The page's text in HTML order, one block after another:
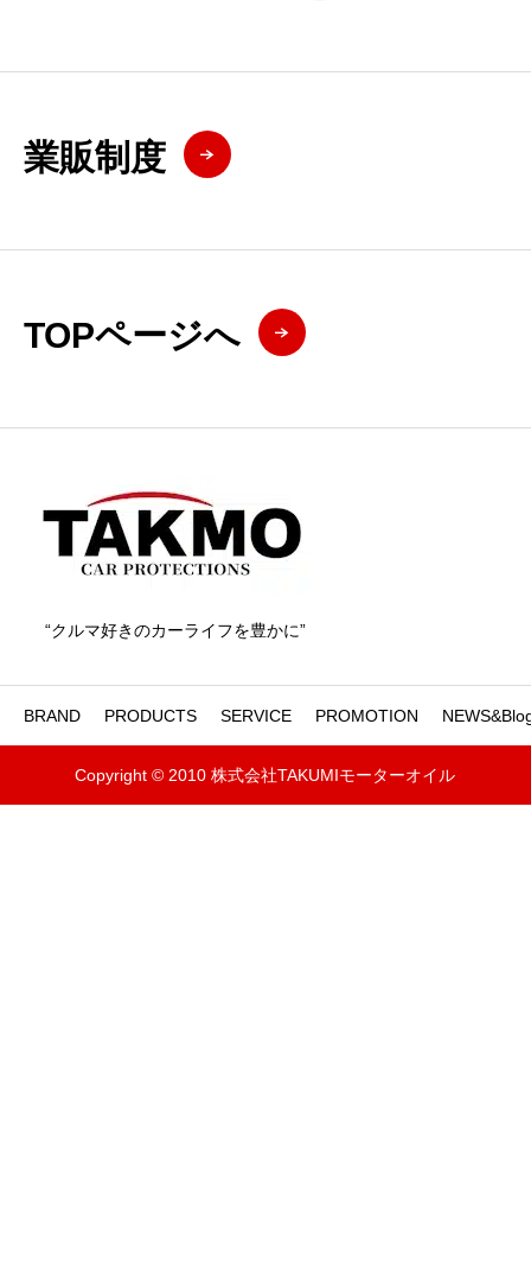
業販制度
TOPページへ
“クルマ好きのカーライフを豊かに”
BRAND PRODUCTS SERVICE PROMOTION
Copyright © 2010 株式会社TAKUMIモーターオイル